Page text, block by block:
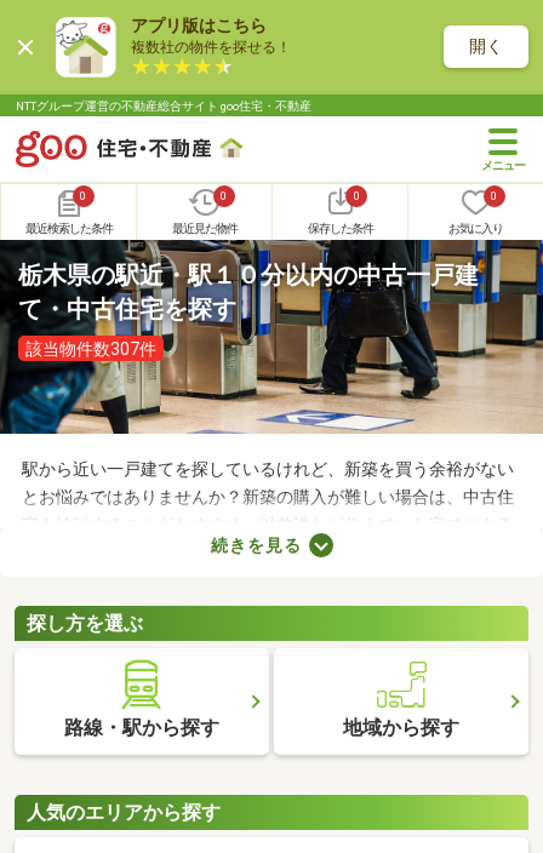
アプリ版はこちら
複数社の物件を探せる！ 開く
NTTグループ運営の不動産総合サイト goo住宅・不動産
0
最近検索した条件
0
最近見た物件
0
保存した条件
0
お気に入り
栃木県の駅近・駅１０分以内の中古一戸建
て・中古住宅を探す
該当物件数307件
駅から近い一戸建てを探しているけれど、新築を買う余裕がない
とお悩みではありませんか？新築の購入が難しい場合は、中古住
宅を検討することがおすすめ。以前誰かが住んでいた家ではある
ものの、費用を大幅に抑えられるメリットがあります。ここで
続きを見る
探し方を選ぶ
路線・駅から探す 地域から探す
人気のエリアから探す